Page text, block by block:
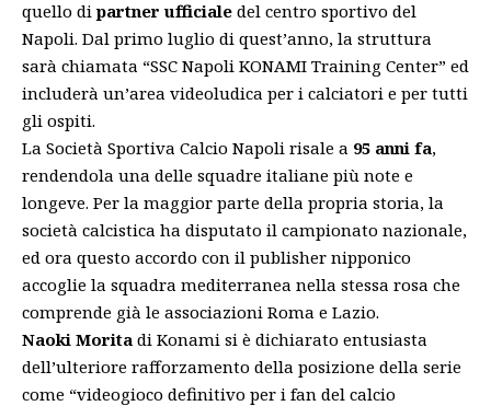
quello dipartner ufficiale del centro sportivo del
Napoli. Dal primo luglio di quest’anno, la struttura
sarà chiamata “SSC Napoli KONAMI Training Center” ed
includerà un’area videoludica per i calciatori e per tutti
gli ospiti.
La Società Sportiva Calcio Napoli risale a 95 anni fa,
rendendola una delle squadre italiane più note e
longeve. Per la maggior parte della propria storia, la
società calcistica ha disputato il campionato nazionale,
ed ora questo accordo con il publisher nipponico
accoglie la squadra mediterranea nella stessa rosa che
comprende già le associazioni Roma e Lazio.
Naoki Morita di Konami si è dichiarato entusiasta
dell’ulteriore rafforzamento della posizione della serie
come “videogioco definitivo per i fan del calcio